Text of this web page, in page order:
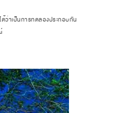
ว่าเป็นการทดลองประกอบกัน